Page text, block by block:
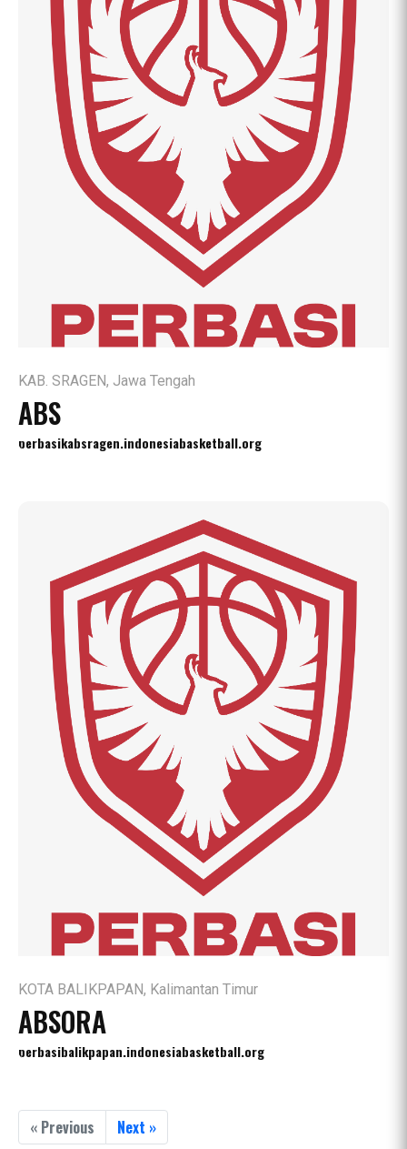
KAB. SRAGEN, Jawa Tengah
ABS
perbasikabsragen.indonesiabasketball.org
KOTA BALIKPAPAN, Kalimantan Timur
ABSORA
perbasibalikpapan.indonesiabasketball.org
« Previous Next »